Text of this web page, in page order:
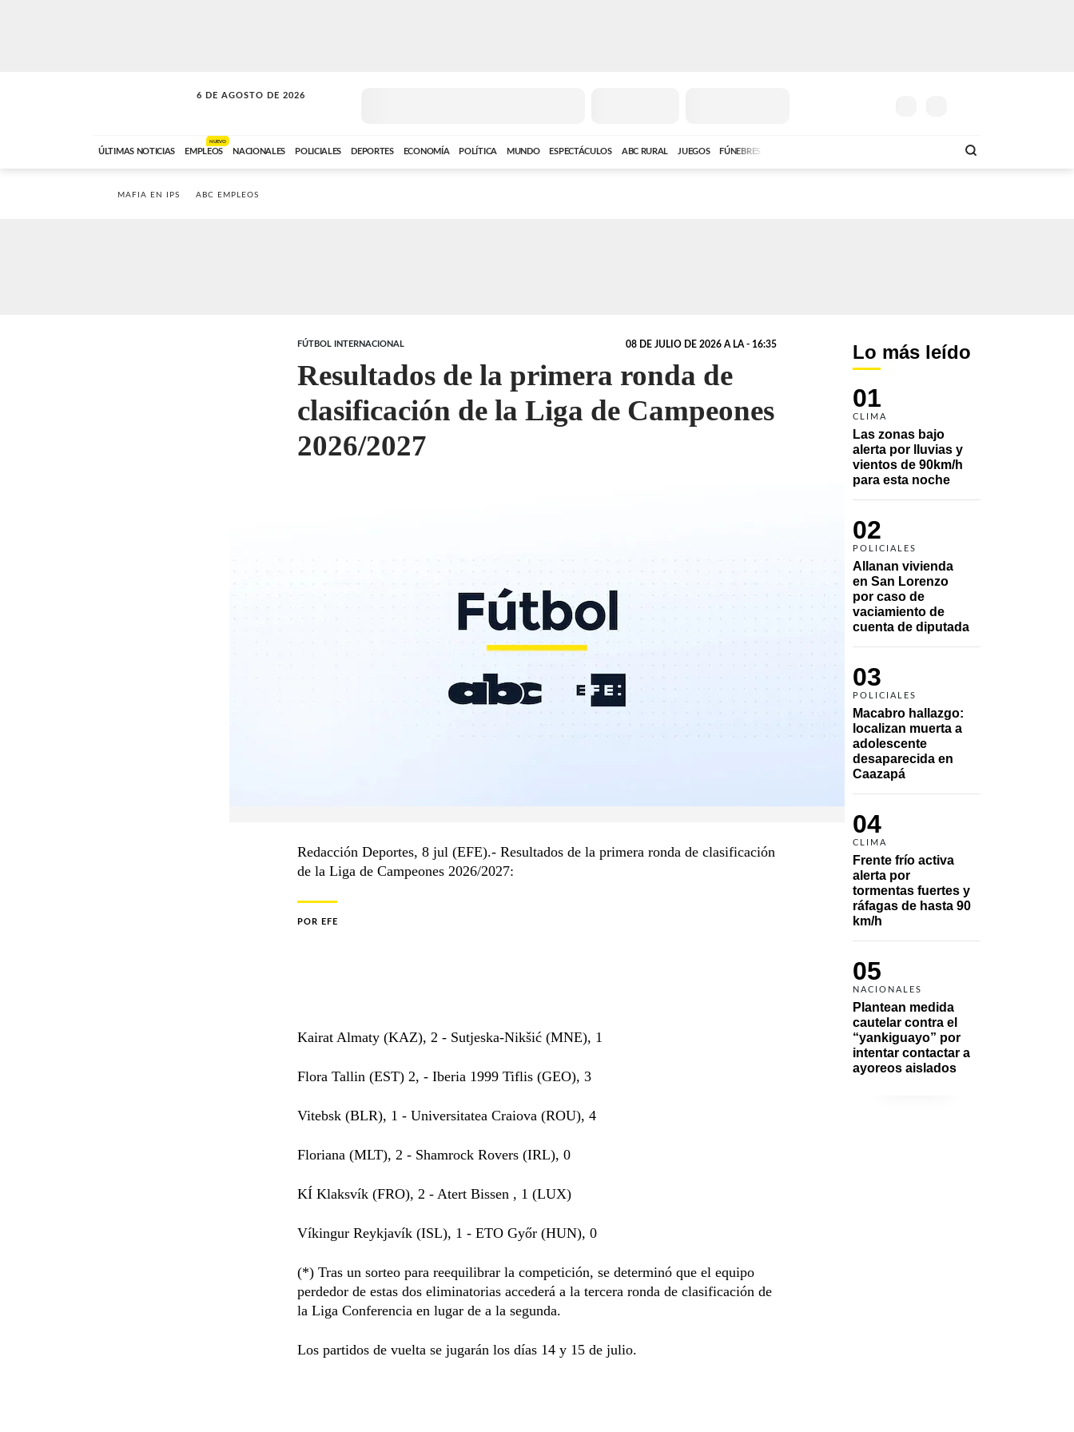
6 DE AGOSTO DE 2026
ÚLTIMAS NOTICIAS EMPLEOS
NUEVO
NACIONALES POLICIALES DEPORTES ECONOMÍA POLÍTICA MUNDO ESPECTÁCULOS ABC RURAL JUEGOS FÚNEBRES
MAFIA EN IPS ABC EMPLEOS
Lo más leído
01
CLIMA
Las zonas bajo
alerta por lluvias y
vientos de 90km/h
para esta noche
02
POLICIALES
Allanan vivienda
en San Lorenzo
por caso de
vaciamiento de
cuenta de diputada
03
POLICIALES
Macabro hallazgo:
localizan muerta a
adolescente
desaparecida en
Caazapá
04
CLIMA
Frente frío activa
alerta por
tormentas fuertes y
ráfagas de hasta 90
km/h
05
NACIONALES
Plantean medida
cautelar contra el
“yankiguayo” por
intentar contactar a
ayoreos aislados
FÚTBOL INTERNACIONAL 08 DE JULIO DE 2026 A LA - 16:35
Resultados de la primera ronda de
clasificación de la Liga de Campeones
2026/2027
Redacción Deportes, 8 jul (EFE).- Resultados de la primera ronda de clasificación
de la Liga de Campeones 2026/2027:
POR EFE
Kairat Almaty (KAZ), 2 - Sutjeska-Nikšić (MNE), 1
Flora Tallin (EST) 2, - Iberia 1999 Tiflis (GEO), 3
Vitebsk (BLR), 1 - Universitatea Craiova (ROU), 4
Floriana (MLT), 2 - Shamrock Rovers (IRL), 0
KÍ Klaksvík (FRO), 2 - Atert Bissen , 1 (LUX)
Víkingur Reykjavík (ISL), 1 - ETO Győr (HUN), 0
(*) Tras un sorteo para reequilibrar la competición, se determinó que el equipo
perdedor de estas dos eliminatorias accederá a la tercera ronda de clasificación de
la Liga Conferencia en lugar de a la segunda.
Los partidos de vuelta se jugarán los días 14 y 15 de julio.